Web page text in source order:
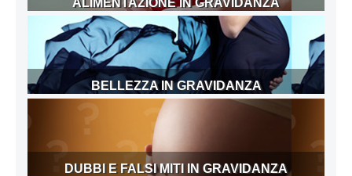
BELLEZZA IN GRAVIDANZA
DUBBI E FALSI MITI IN GRAVIDANZA